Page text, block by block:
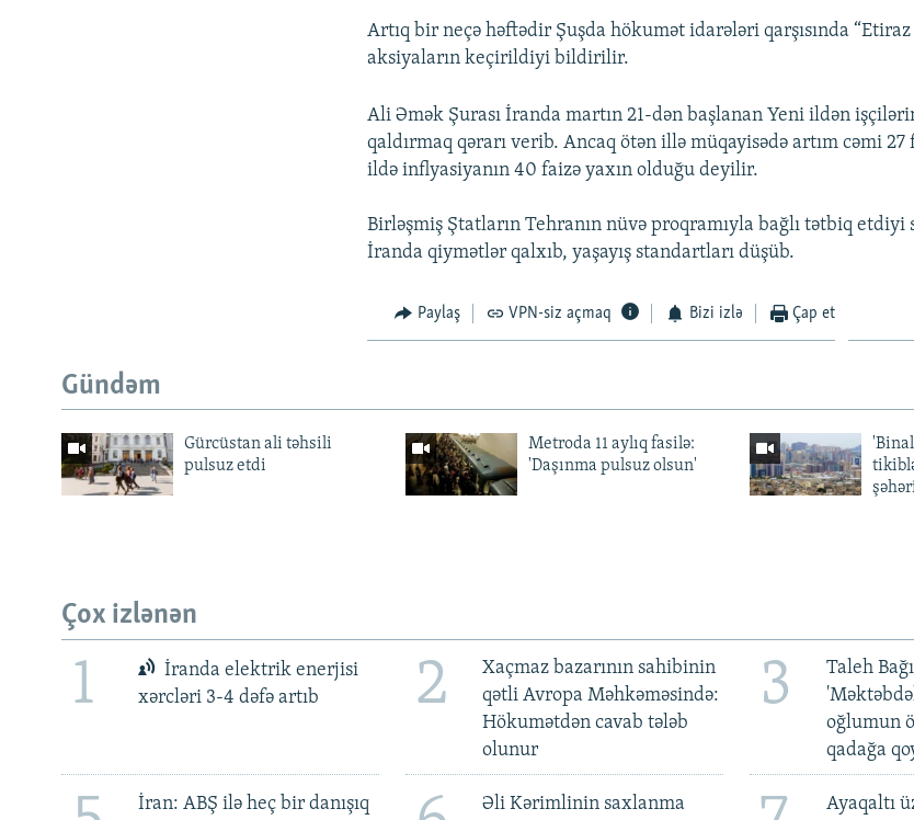
Artıq bir neçə həftədir Şuşda hökumət idarələri qarşısında “Etiraz
aksiyaların keçirildiyi bildirilir.
Ali Əmək Şurası İranda martın 21-dən başlanan Yeni ildən
qaldırmaq qərarı verib. Ancaq ötən illə müqayisədə artım cəmi
ildə inflyasiyanın 40 faizə yaxın olduğu deyilir.
Birləşmiş Ştatların Tehranın nüvə proqramıyla bağlı tətbiq
İranda qiymətlər qalxıb, yaşayış standartları düşüb.
Paylaş VPN-siz açmaq Bizi izlə Çap et
Gündəm
Gürcüstan ali təhsili
pulsuz etdi
Metroda 11 aylıq fasilə:
'Daşınma pulsuz olsun'
Çox izlənən
1
İranda elektrik enerjisi
xərcləri 3-4 dəfə artıb
2
Xaçmaz bazarının sahibinin
qətli Avropa Məhkəməsində:
Hökumətdən cavab tələb
olunur
3
Taleh
oğlumun
qadağa
İran: ABŞ ilə heç bir danışıq Əli Kərimlinin saxlanma Ayaqaltı